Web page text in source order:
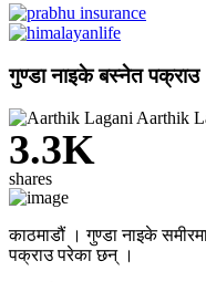
गुण्डा नाइके बस्नेत पक्राउ
Aarthik
3.3K
shares
काठमाडौं । गुण्डा नाइके
पक्राउ परेका छन् ।